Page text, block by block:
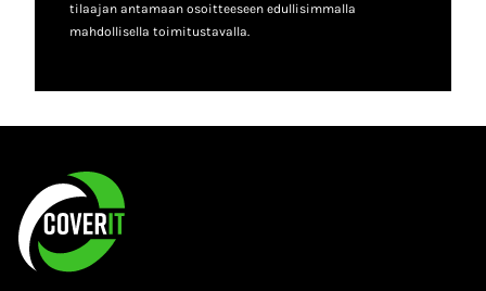
tilaajan antamaan osoitteeseen edullisimmalla
mahdollisella toimitustavalla.